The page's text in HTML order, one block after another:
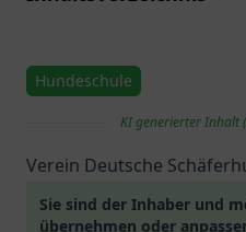
Hundeschule
KI generierter Inhalt
Verein Deutsche
Sie sind der Inhaber und
übernehmen oder